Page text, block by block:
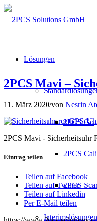
Lösungen
2PCS Go
2PCS
2PCS
Interimslösungen
2PCS Mavi –
11. März 2020/von Nesrin
2PCS Mavi - Sicherheitsuhr
Eintrag teilen
Teilen auf Facebook
Teilen auf Twitter
Teilen auf Linkedin
Per E-Mail teilen